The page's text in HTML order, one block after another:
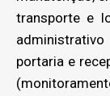
transporte e
portaria e